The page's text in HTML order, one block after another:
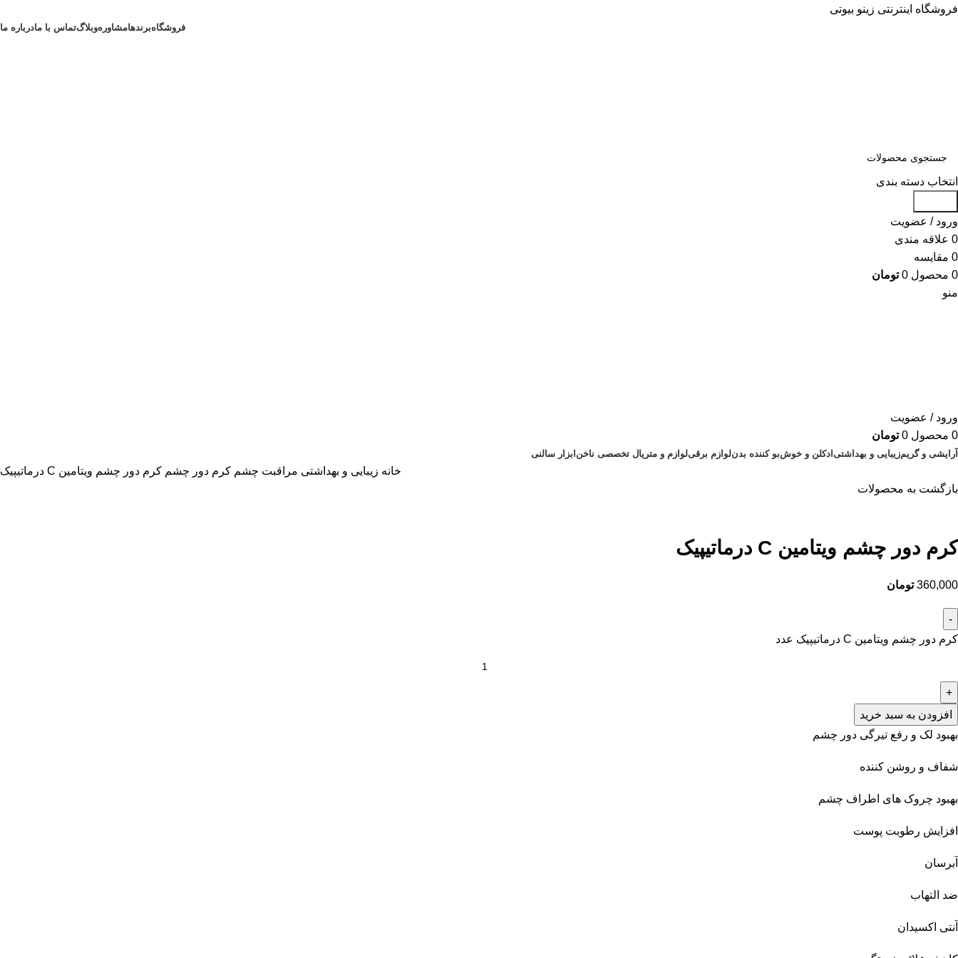
فروشگاه اینترنتی زینو بیوتی
فروشگاهبرندهامشاورهوبلاگتماس با مادرباره ما
انتخاب دسته بندی
ورود / عضویت
0 علاقه مندی
0 مقایسه
0 محصول 0 تومان
منو
ورود / عضویت
0 محصول 0 تومان
آرایشی و گریمزیبایی و بهداشتی ادکلن و خوش‌بو کننده بدنلوازم برقیلوازم و متریال تخصصی ناخن ابزار سالنی
خانه زیبایی و بهداشتی مراقبت چشم کرم دور چشم کرم دور چشم ویتامین C درماتیپیک
بازگشت به محصولات
کرم دور چشم ویتامین C درماتیپیک
360,000 تومان
کرم دور چشم ویتامین C درماتیپیک عدد
افزودن به سبد خرید
بهبود لک و رفع تیرگی دور چشم
شفاف و روشن کننده
بهبود چروک های اطراف چشم
افزایش رطوبت پوست
آبرسان
ضد التهاب
آنتی اکسیدان